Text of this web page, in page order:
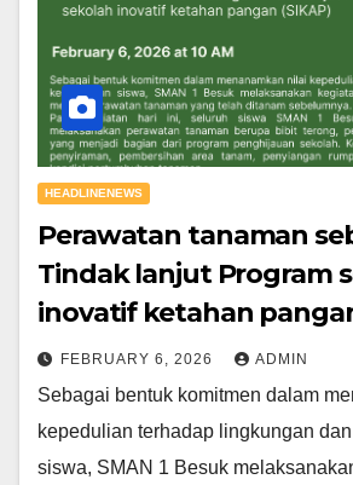
HEADLINENEWS
Perawatan tanaman
Tindak lanjut Program
inovatif ketahan
FEBRUARY 6, 2026 ADMIN
Sebagai bentuk komitmen dalam
kepedulian terhadap lingkungan
siswa, SMAN 1 Besuk